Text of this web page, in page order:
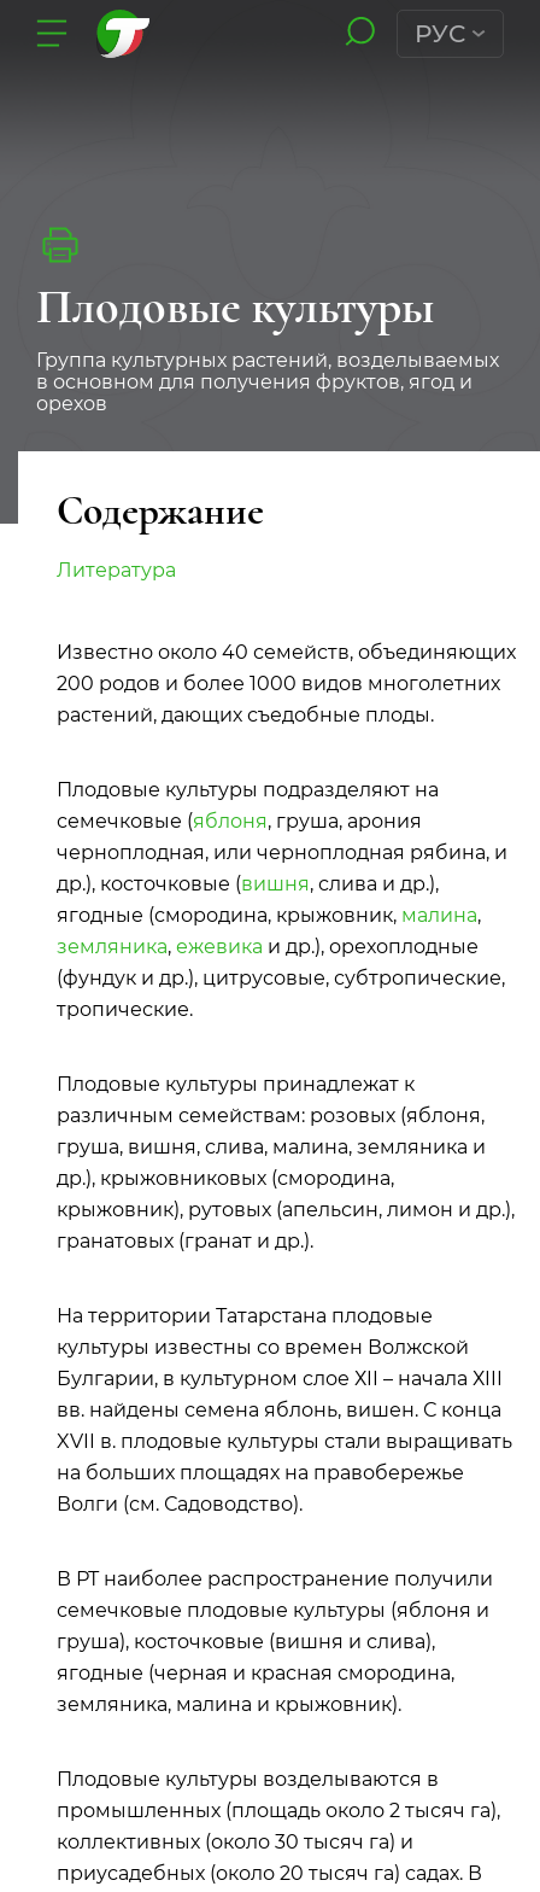
РУС
Плодовые культуры
Группа культурных растений, возделываемых
в основном для получения фруктов, ягод и
орехов
Содержание
Литература
Известно около 40 семейств, объединяющих
200 родов и более 1000 видов многолетних
растений, дающих съедобные плоды.
Плодовые культуры подразделяют на
семечковые (яблоня, груша, арония
черноплодная, или черноплодная рябина, и
др.), косточковые (вишня, слива и др.),
ягодные (смородина, крыжовник, малина,
земляника, ежевика и др.), орехоплодные
(фундук и др.), цитрусовые, субтропические,
тропические.
Плодовые культуры принадлежат к
различным семействам: розовых (яблоня,
груша, вишня, слива, малина, земляника и
др.), крыжовниковых (смородина,
крыжовник), рутовых (апельсин, лимон и др.),
гранатовых (гранат и др.).
На территории Татарстана плодовые
культуры известны со времен Волжской
Булгарии, в культурном слое ХII – начала ХIII
вв. найдены семена яблонь, вишен. С конца
XVII в. плодовые культуры стали выращивать
на больших площадях на правобережье
Волги (см. Садоводство).
В РТ наиболее распространение получили
семечковые плодовые культуры (яблоня и
груша), косточковые (вишня и слива),
ягодные (черная и красная смородина,
земляника, малина и крыжовник).
Плодовые культуры возделываются в
промышленных (площадь около 2 тысяч га),
коллективных (около 30 тысяч га) и
приусадебных (около 20 тысяч га) садах. В